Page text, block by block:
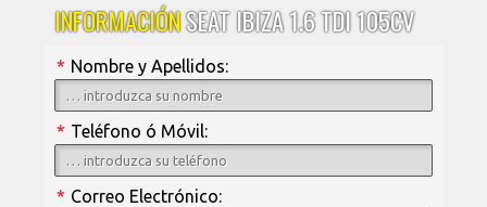
INFORMACIÓNSEAT IBIZA 1.6 TDI 105CV
Nombre y Apellidos:
*
Teléfono ó Móvil:
*
Correo Electrónico:
*